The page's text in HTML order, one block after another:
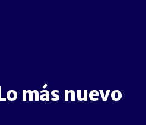
más nuevo